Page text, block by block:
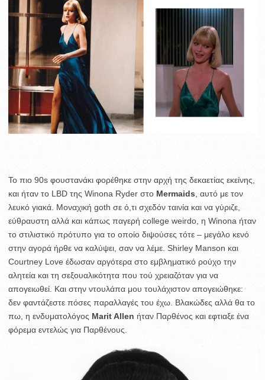
Το πιο 90s φουστανάκι φορέθηκε στην αρχή της δεκαετίας εκείνης,
και ήταν το LBD της Winona Ryder στο Mermaids , αυτό με τον
λευκό γιακά. Μοναχική goth σε ό,τι σχεδόν ταινία και να γύριζε,
εύθραυστη αλλά και κάπως παγερή college weirdo, η Winona ήταν
το στιλιστικό πρότυπο για το οποίο διψούσες τότε – μεγάλο κενό
στην αγορά ήρθε να καλύψει, σαν να λέμε. Shirley Manson και
Courtney Love έδωσαν αργότερα στο εμβληματικό ρούχο την
αλητεία και τη σεξουαλικότητα που τού χρειαζόταν για να
απογειωθεί. Και στην ντουλάπα μου τουλάχιστον απογειώθηκε:
δεν φαντάζεστε πόσες παραλλαγές του έχω. Βλακώδες αλλά θα το
πω, η ενδυματολόγος Marit Allen ήταν Παρθένος και εφτιαξε ένα
φόρεμα εντελώς για Παρθένους.